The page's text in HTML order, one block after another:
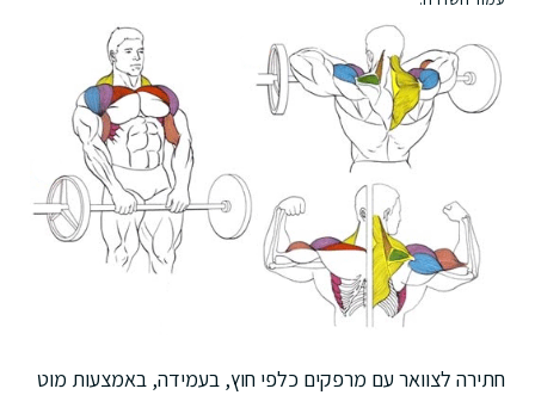
חתירה לצוואר עם מרפקים כלפי חוץ, בעמידה, באמצעות מוט